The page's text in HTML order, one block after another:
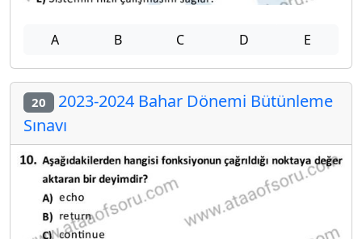
A B C D E
20 2023-2024 Bahar Dönemi Bütünleme
Sınavı